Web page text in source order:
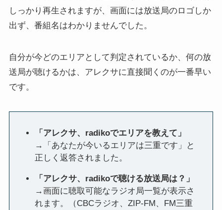
しっかり再生されますが、画面には放送局のロゴしか
出ず、番組名はわかりませんでした。
自分が今どのエリアとして判定されているか、何の放
送局が聴けるかは、アレクサに直接聞くのが一番早い
です。
「アレクサ、radikoでエリアを教えて」
→「あなたが今いるエリアは三重です」と
正しく返答されました。
「アレクサ、radikoで聴ける放送局は？」
→画面に聴取可能なラジオ局一覧が表示さ
れます。（CBCラジオ、ZIP-FM、FM三重